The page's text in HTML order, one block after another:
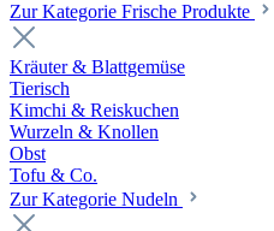
Zur Kategorie Frische Produkte
Kräuter & Blattgemüse
Tierisch
Kimchi & Reiskuchen
Wurzeln & Knollen
Obst
Tofu & Co.
Zur Kategorie Nudeln